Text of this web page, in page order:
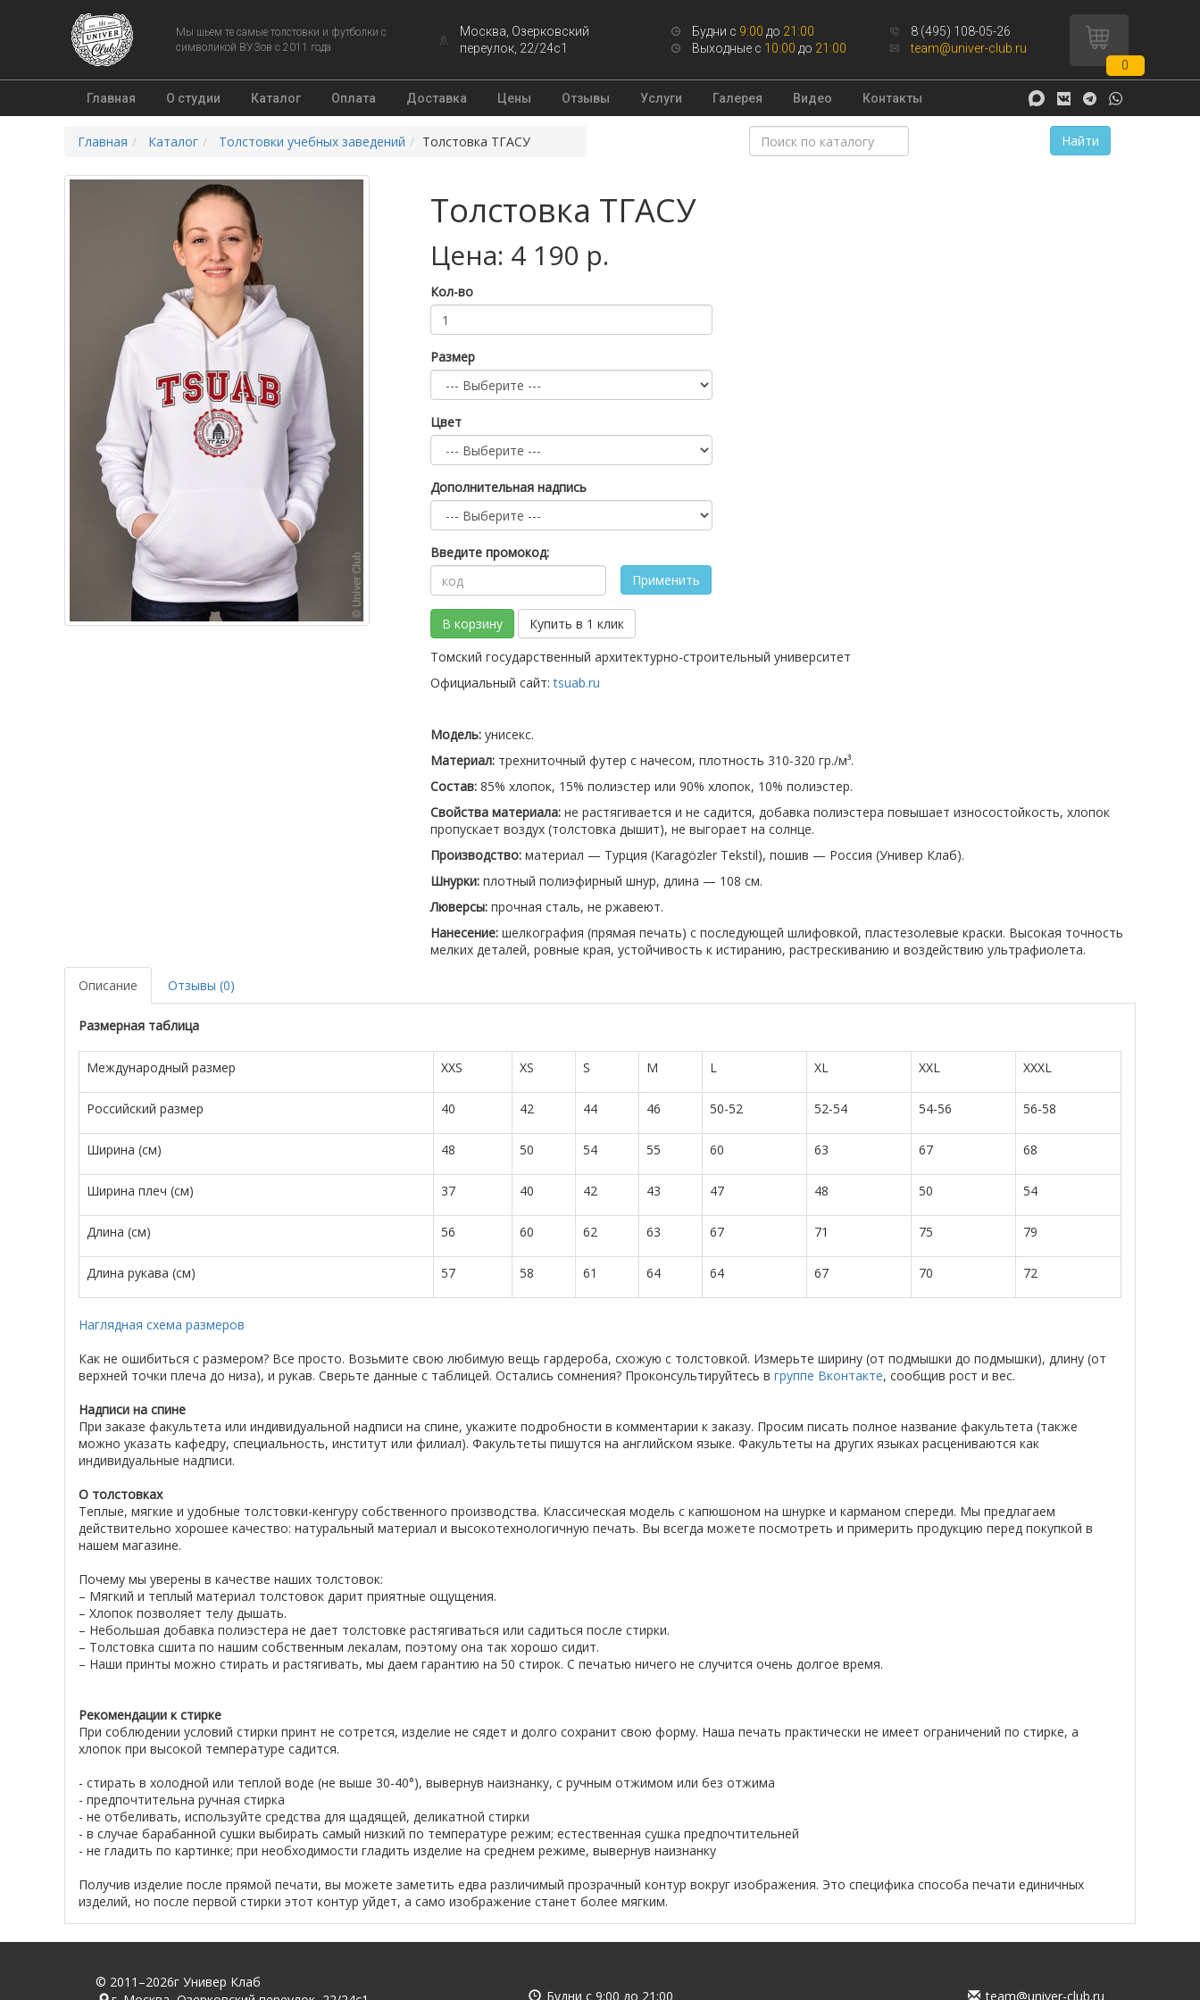
Мы шьем те самые толстовки и футболки с
символикой ВУЗов с 2011 года
Москва, Озерковский
переулок, 22/24с1
Будни с 9:00 до 21:00
Выходные с 10:00 до 21:00
8 (495) 108-05-26
team@univer-club.ru
0
Главная О студии Каталог Оплата Доставка Цены Отзывы Услуги Галерея Видео Контакты
Главная Каталог Толстовки учебных заведений Толстовка ТГАСУ Найти
Толстовка ТГАСУ
Цена: 4 190 р.
Кол-во
Размер
Цвет
Дополнительная надпись
Введите промокод:
Применить
В корзину
Купить в 1 клик
Томский государственный архитектурно-строительный университет
Официальный сайт:tsuab.ru
Модель:унисекс.
Материал: трехниточный футер с начесом, плотность 310-320 гр./м³.
Состав:85% хлопок, 15% полиэстер или 90% хлопок, 10% полиэстер.
Свойства материала:не растягивается и не садится, добавка полиэстера повышает износостойкость, хлопок
пропускает воздух (толстовка дышит), не выгорает на солнце.
Производство: материал — Турция (Karagözler Tekstil), пошив — Россия (Универ Клаб).
Шнурки:плотный полиэфирный шнур, длина — 108 см.
Люверсы: прочная сталь, не ржавеют.
Нанесение: шелкография (прямая печать) с последующей шлифовкой, пластезолевые краски. Высокая точность
мелких деталей, ровные края, устойчивость к истиранию, растрескиванию и воздействию ультрафиолета.
Описание Отзывы (0)
Размерная таблица
Международный размер XXS XS S M L XL XXL XXXL
Российский размер 40 42 44 46 50-52 52-54 54-56 56-58
Ширина (см) 48 50 54 55 60 63 67 68
Ширина плеч (см) 37 40 42 43 47 48 50 54
Длина (см) 56 60 62 63 67 71 75 79
Длина рукава (см) 57 58 61 64 64 67 70 72
Наглядная схема размеров
Как не ошибиться с размером? Все просто. Возьмите свою любимую вещь гардероба, схожую с толстовкой. Измерьте ширину (от подмышки до подмышки), длину (от
верхней точки плеча до низа), и рукав. Сверьте данные с таблицей. Остались сомнения? Проконсультируйтесь в группе Вконтакте, сообщив рост и вес.
Надписи на спине
При заказе факультета или индивидуальной надписи на спине, укажите подробности в комментарии к заказу. Просим писать полное название факультета (также
можно указать кафедру, специальность, институт или филиал). Факультеты пишутся на английском языке. Факультеты на других языках расцениваются как
индивидуальные надписи.
О толстовках
Теплые, мягкие и удобные толстовки-кенгуру собственного производства. Классическая модель с капюшоном на шнурке и карманом спереди. Мы предлагаем
действительно хорошее качество: натуральный материал и высокотехнологичную печать. Вы всегда можете посмотреть и примерить продукцию перед покупкой в
нашем магазине.
Почему мы уверены в качестве наших толстовок:
– Мягкий и теплый материал толстовок дарит приятные ощущения.
– Хлопок позволяет телу дышать.
– Небольшая добавка полиэстера не дает толстовке растягиваться или садиться после стирки.
– Толстовка сшита по нашим собственным лекалам, поэтому она так хорошо сидит.
– Наши принты можно стирать и растягивать, мы даем гарантию на 50 стирок. С печатью ничего не случится очень долгое время.
Рекомендации к стирке
При соблюдении условий стирки принт не сотрется, изделие не сядет и долго сохранит свою форму. Наша печать практически не имеет ограничений по стирке, а
хлопок при высокой температуре садится.
- стирать в холодной или теплой воде (не выше 30-40°), вывернув наизнанку, с ручным отжимом или без отжима
- предпочтительна ручная стирка
- не отбеливать, используйте средства для щадящей, деликатной стирки
- в случае барабанной сушки выбирать самый низкий по температуре режим; естественная сушка предпочтительней
- не гладить по картинке; при необходимости гладить изделие на среднем режиме, вывернув наизнанку
Получив изделие после прямой печати, вы можете заметить едва различимый прозрачный контур вокруг изображения. Это специфика способа печати единичных
изделий, но после первой стирки этот контур уйдет, а само изображение станет более мягким.
© 2011–2026г Универ Клаб
Будни с 9:00 до 21:00 team@univer-club.ru